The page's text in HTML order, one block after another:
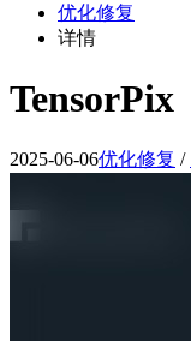
优化修复
详情
TensorPix
2025-06-06优化修复 /